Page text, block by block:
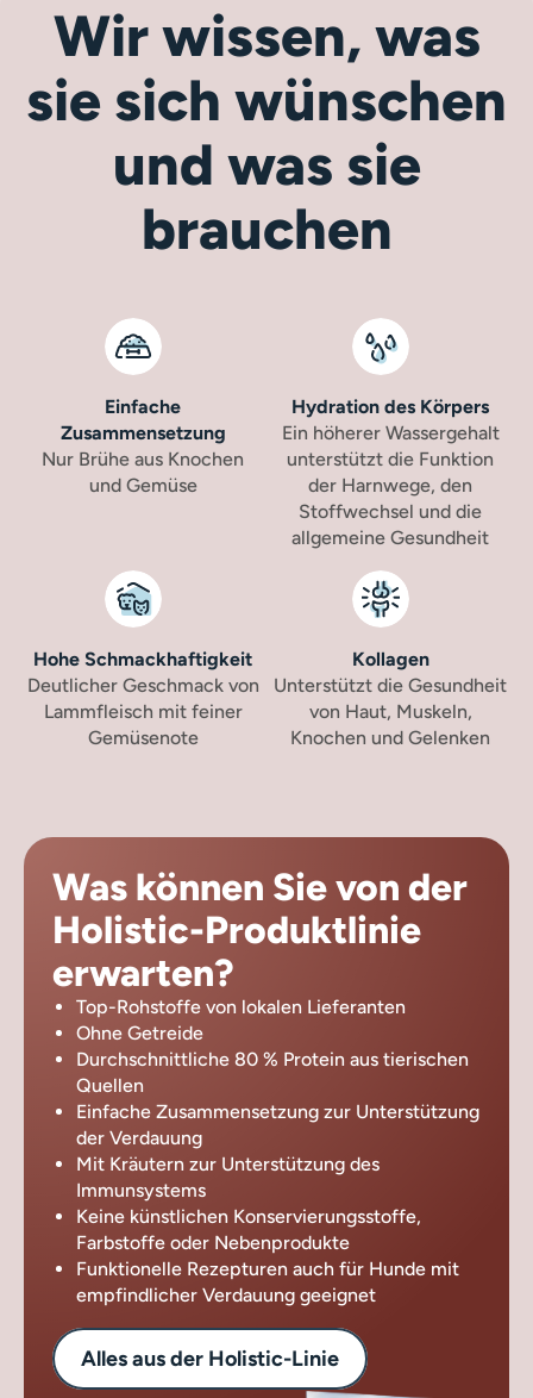
Wir wissen, was
sie sich wünschen
und was sie
brauchen
Einfache
Zusammensetzung
Nur Brühe aus Knochen
und Gemüse
Hydration des Körpers
Ein höherer Wassergehalt
unterstützt die Funktion
der Harnwege, den
Stoffwechsel und die
allgemeine Gesundheit
Hohe Schmackhaftigkeit
Deutlicher Geschmack von
Lammfleisch mit feiner
Gemüsenote
Kollagen
Unterstützt die Gesundheit
von Haut, Muskeln,
Knochen und Gelenken
Was können Sie von der
Holistic-Produktlinie
erwarten?
Top-Rohstoffe von lokalen Lieferanten
Ohne Getreide
Durchschnittliche 80 % Protein aus tierischen
Quellen
Einfache Zusammensetzung zur Unterstützung
der Verdauung
Mit Kräutern zur Unterstützung des
Immunsystems
Keine künstlichen Konservierungsstoffe,
Farbstoffe oder Nebenprodukte
Funktionelle Rezepturen auch für Hunde mit
empfindlicher Verdauung geeignet
Alles aus der Holistic-Linie